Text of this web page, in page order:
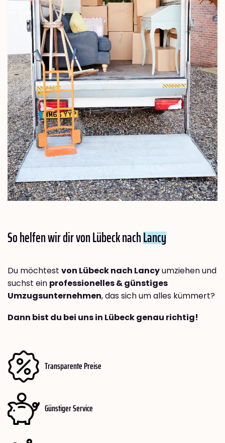
So helfen wir dir von Lübeck nachLancy
Du möchtest von Lübeck nach Lancyumziehen und
suchst ein professionelles & günstiges
Umzugsunternehmen, das sich um alles kümmert?
Dann bist du bei uns in Lübeck genau richtig!
Transparente Preise
Günstiger Service